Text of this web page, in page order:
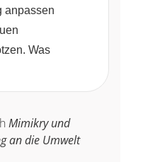
anpassen
Was
Mimikry und
an die Umwelt